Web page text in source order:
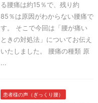
る腰痛は約15％で、残り約
85％は原因がわからない腰痛で
す。 そこで今回は「腰が痛い
ときの対処法」についてお伝え
いたしました。 腰痛の種類 原
...
患者様の声（ぎっくり腰）